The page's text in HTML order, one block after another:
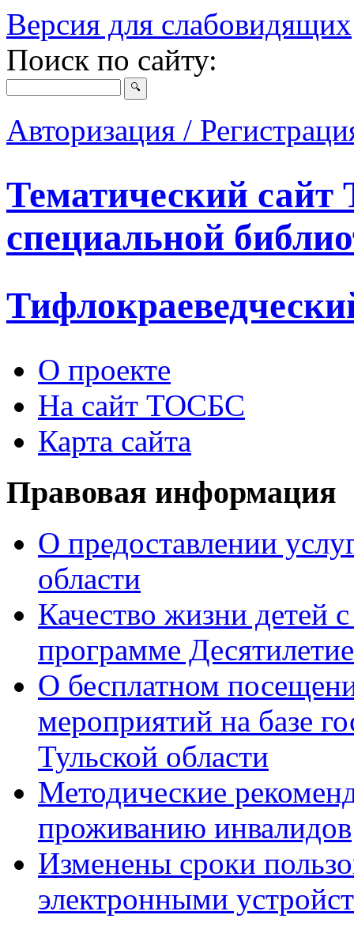
Версия для слабовидящих
Поиск по сайту:
Авторизация /
Тематический сайт
специальной
О проекте
На сайт ТОСБС
Карта сайта
Правовая информация
О предоставлении
области
Качество жизни детей
программе
О бесплатном
мероприятий на базе
Тульской области
Методические
проживанию инвалидов
Изменены сроки
электронными